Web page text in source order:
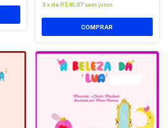
3 x de R$18,97 sem juros